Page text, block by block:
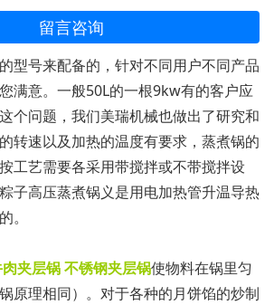
留言咨询
型号来配备的，针对不同用户不同产品
满意。一般50L的一根9kw有的客户应
个问题，我们美瑞机械也做出了研究和
转速以及加热的温度有要求，蒸煮锅的
工艺需要各采用带搅拌或不带搅拌设
子高压蒸煮锅义是用电加热管升温导热
。
夹层锅 不锈钢夹层锅使物料在锅里匀
原理相同）。对于各种的月饼馅的炒制